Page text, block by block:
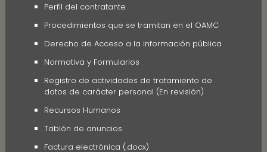
Perfil del contratante
Procedimientos que se tramitan en el OAMC
Derecho de Acceso a la información pública
Normativa y Formularios
Registro de actividades de tratamiento de
datos de carácter personal (En revisión)
Recursos Humanos
Tablón de anuncios
Factura electrónica (.docx)